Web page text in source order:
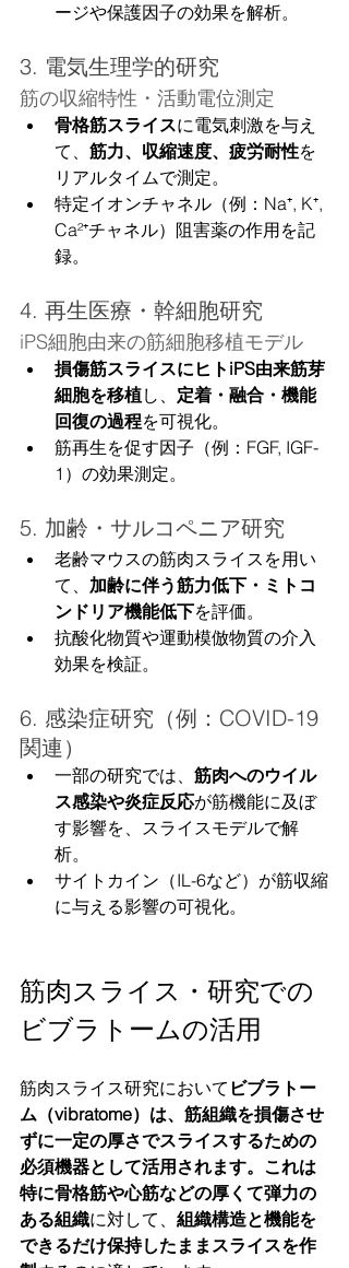
ージや保護因子の効果を解析。
3. 電気生理学的研究
筋の収縮特性・活動電位測定
骨格筋スライスに電気刺激を与え
て、 筋力、収縮速度、疲労耐性を
リアルタイムで測定。
特定イオンチャネル（例：Na⁺, K⁺,
Ca²⁺チャネル）阻害薬の作用を記
録。
4. 再生医療・幹細胞研究
iPS細胞由来の筋細胞移植モデル
損傷筋スライスにヒトiPS由来筋芽
細胞を移植し、 定着・融合・機能
回復の過程を可視化。
筋再生を促す因子（例：FGF, IGF-
1）の効果測定。
5. 加齢・サルコペニア研究
老齢マウスの筋肉スライスを用い
て、 加齢に伴う筋力低下・ミトコ
ンドリア機能低下を評価。
抗酸化物質や運動模倣物質の介入
効果を検証。
6. 感染症研究（例：COVID-19
関連）
一部の研究では、 筋肉へのウイル
ス感染や炎症反応が筋機能に及ぼ
す影響を、スライスモデルで解
析。
サイトカイン（IL-6など）が筋収縮
に与える影響の可視化。
筋肉スライス・研究での
ビブラトームの活用
筋肉スライス研究において ビブラトー
ム（vibratome）は、筋組織を損傷させ
ずに一定の厚さでスライスするための
必須機器として活用されます。これは
特に骨格筋や心筋などの厚くて弾力の
ある組織に対して、 組織構造と機能を
できるだけ保持したままスライスを作